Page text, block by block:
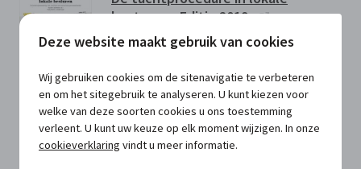
Deze website maakt gebruik van cookies
Wij gebruiken cookies om de sitenavigatie te verbeteren
en om het sitegebruik te analyseren. U kunt kiezen voor
welke van deze soorten cookies u ons toestemming
verleent. U kunt uw keuze op elk moment wijzigen. In onze
cookieverklaring vindt u meer informatie.
besturen - Editie 2019
Deze bijdrage reikt de lokale besturen
(juridisch) correcte manier om te gaan
met een personeelslid dat zijn boekje te
buiten gaat.
Meer info / Bestellen